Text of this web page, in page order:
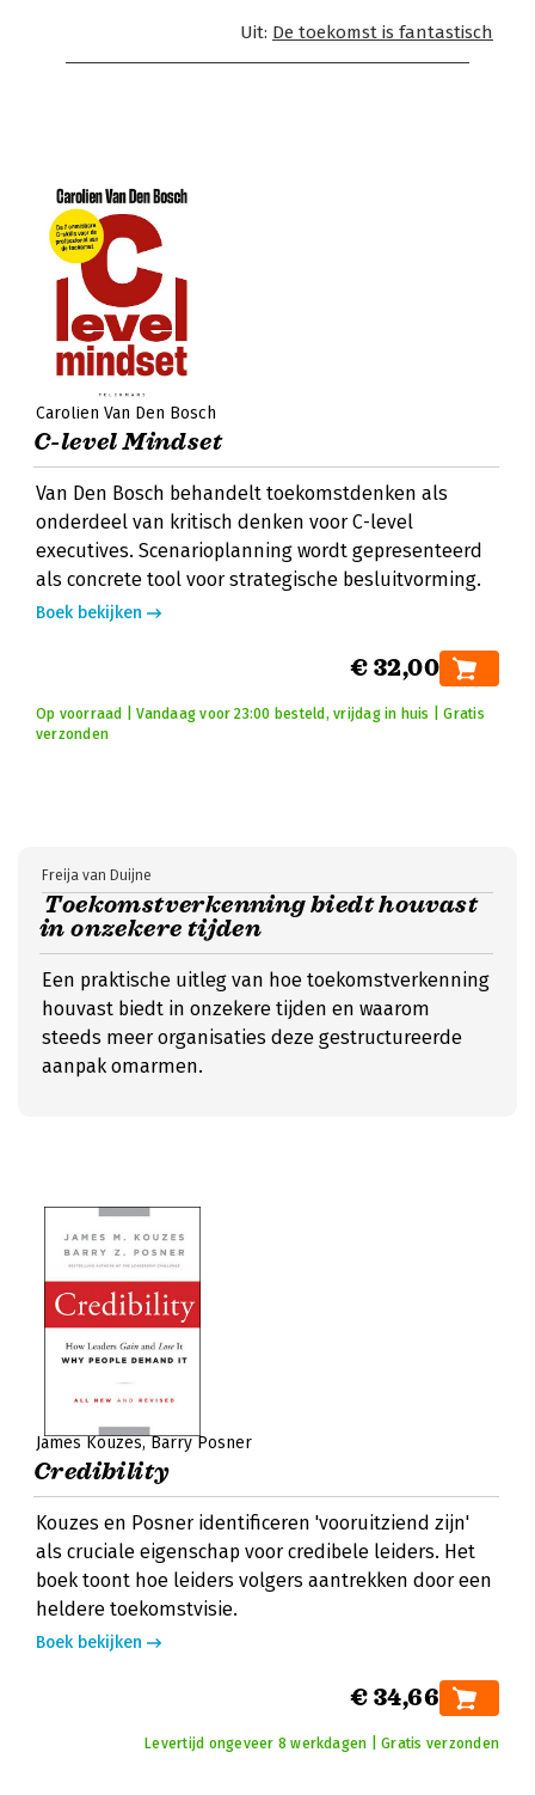
Uit: De toekomst is fantastisch
Carolien Van Den Bosch
C-level Mindset
Van Den Bosch behandelt toekomstdenken als
onderdeel van kritisch denken voor C-level
executives. Scenarioplanning wordt gepresenteerd
als concrete tool voor strategische besluitvorming.
Boek bekijken
€ 32,00
Op voorraad | Vandaag voor 23:00 besteld, vrijdag in huis | Gratis
verzonden
Toekomstverkenning biedt houvast
in onzekere tijden
Freija van Duijne
Een praktische uitleg van hoe toekomstverkenning
houvast biedt in onzekere tijden en waarom
steeds meer organisaties deze gestructureerde
aanpak omarmen.
James Kouzes Barry Posner
Credibility
Kouzes en Posner identificeren 'vooruitziend zijn'
als cruciale eigenschap voor credibele leiders. Het
boek toont hoe leiders volgers aantrekken door een
heldere toekomstvisie.
Boek bekijken
€ 34,66
Levertijd ongeveer 8 werkdagen | Gratis verzonden